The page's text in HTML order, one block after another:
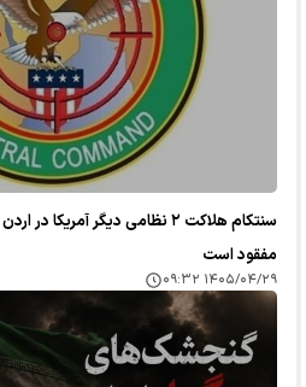
سنتکام هلاکت ۲ نظامی دیگر
مفقود است
۱۴۰۵/۰۴/۲۹ ۰۹:۳۲